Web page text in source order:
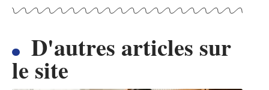
D'autres articles sur
le site